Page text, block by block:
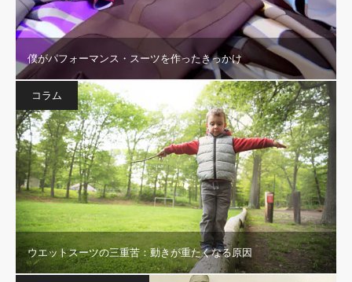
僕がパフォーマンス・スーツを作ったきっかけ
コラム
ウエットスーツの三重苦：動きが重たくなる原因